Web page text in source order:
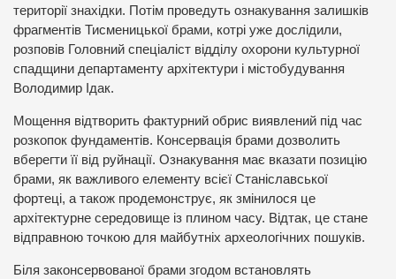
території знахідки. Потім проведуть ознакування залишків
фрагментів Тисменицької брами, котрі уже дослідили,
розповів Головний спеціаліст відділу охорони культурної
спадщини департаменту архітектури і містобудування
Володимир Ідак.
Мощення відтворить фактурний обрис виявлений під час
розкопок фундаментів. Консервація брами дозволить
вберегти її від руйнації. Ознакування має вказати позицію
брами, як важливого елементу всієї Станіславської
фортеці, а також продемонструє, як змінилося це
архітектурне середовище із плином часу. Відтак, це стане
відправною точкою для майбутніх археологічних пошуків.
Біля законсервованої брами згодом встановлять